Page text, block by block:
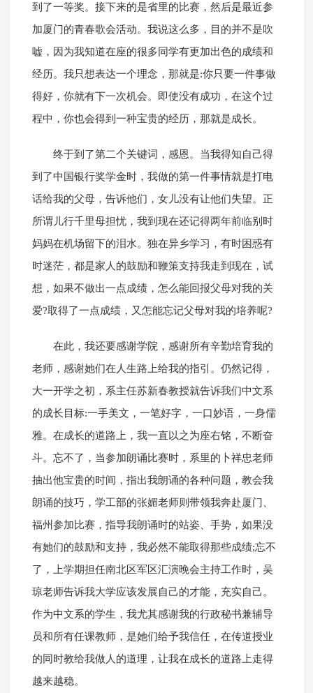
到了一等奖。接下来的是省里的比赛，然后是最近参
加厦门的青春歌会活动。我说这么多，目的并不是吹
嘘，因为我知道在座的很多同学有更加出色的成绩和
经历。我只想表达一个理念，那就是:你只要一件事做
得好，你就有下一次机会。即使没有成功，在这个过
程中，你也会得到一种宝贵的经历，那就是成长。
终于到了第二个关键词，感恩。当我得知自己得
到了中国银行奖学金时，我做的第一件事情就是打电
话给我的父母，告诉他们，女儿没有让他们失望。正
所谓儿行千里母担忧，我到现在还记得两年前临别时
妈妈在机场留下的泪水。独在异乡学习，有时困惑有
时迷茫，都是家人的鼓励和鞭策支持我走到现在，试
想，如果不做出一点成绩，怎么能回报父母对我的关
爱?取得了一点成绩，又怎能忘记父母对我的培养呢?
在此，我还要感谢学院，感谢所有辛勤培育我的
老师，感谢她们在人生路上给我的指引。仍然记得，
大一开学之初，系主任苏新春教授就告诉我们中文系
的成长目标:一手美文，一笔好字，一口妙语，一身儒
雅。在成长的道路上，我一直以之为座右铭，不断奋
斗。忘不了，当参加朗诵比赛时，系里的卜祥忠老师
抽出他宝贵的时间，指出我朗诵的各种问题，教会我
朗诵的技巧，学工部的张媚老师则带领我奔赴厦门、
福州参加比赛，指导我朗诵时的站姿、手势，如果没
有她们的鼓励和支持，我必然不能取得那些成绩;忘不
了，上学期担任南北区军区汇演晚会主持工作时，吴
琼老师告诉我大学应该发展自己的才能，充实自己。
作为中文系的学生，我尤其感谢我的行政秘书兼辅导
员和所有任课教师，是她们给予我信任，在传道授业
的同时教给我做人的道理，让我在成长的道路上走得
越来越稳。